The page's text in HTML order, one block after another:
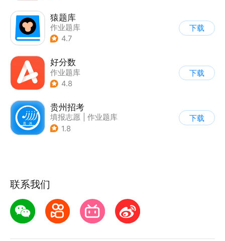
猿题库
作业题库
4.7
下载
好分数
作业题库
4.8
下载
贵州招考
填报志愿
作业题库
1.8
下载
联系我们